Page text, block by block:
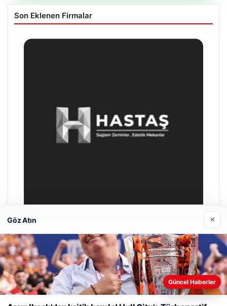
Son Eklenen Firmalar
Enes Kaplan Avukatlık Bürosu
28/04/2026
Web sitemizi nasıl kullandığınızı daha iyi anlayabilmek,
deneyiminizi kişiselleştirmek ve geliştirmek amacıyla çerezler
kullanıyoruz.Çerez Politikamız
Göz Atın ×
Güncel Haberler